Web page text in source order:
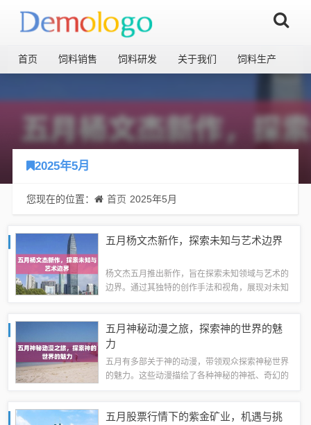
首页 饲料销售 饲料研发 关于我们 饲料生产
2025年5月
您现在的位置： 首页 2025年5月
五月杨文杰新作，探索未知与艺术边界
杨文杰五月推出新作，旨在探索未知领域与艺术的
边界。通过其独特的创作手法和视角，展现对未知
进入一个新的艺术境界。在充满活力的五月，...
五月神秘动漫之旅，探索神的世界的魅
力
五月有多部关于神的动漫，带领观众探索神秘世界
的魅力。这些动漫描绘了各种神秘的神祇、奇幻的
奥秘，感受神秘生物的力量和神秘事件的震撼...
五月股票行情下的紫金矿业，机遇与挑